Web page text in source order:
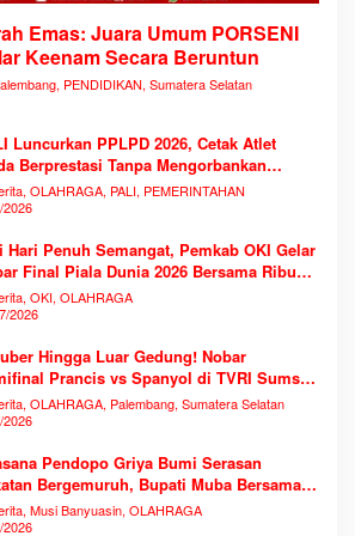
Emas: Juara Umum PORSENI
Keenam Secara Beruntun
PENDIDIKAN, Sumatera Selatan
Luncurkan PPLPD 2026, Cetak Atlet
Berprestasi Tanpa Mengorbankan
OLAHRAGA, PALI, PEMERINTAHAN
2026
Hari Penuh Semangat, Pemkab OKI Gelar
Final Piala Dunia 2026 Bersama Ribuan
OKI, OLAHRAGA
2026
Hingga Luar Gedung! Nobar
Prancis vs Spanyol di TVRI Sumsel
Rekor Antusiasme
OLAHRAGA, Palembang, Sumatera Selatan
2026
Pendopo Griya Bumi Serasan
Bergemuruh, Bupati Muba Bersama
Warga Nobar Laga Bersejarah Piala
2026
Musi Banyuasin, OLAHRAGA
2026